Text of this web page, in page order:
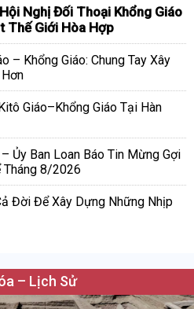
Nghị Đối Thoại Khổng Giáo
Thế Giới Hòa Hợp
– Khổng Giáo: Chung Tay Xây
Giáo–Khổng Giáo Tại Hàn
Ủy Ban Loan Báo Tin Mừng Gợi
Tháng 8/2026
Đời Để Xây Dựng Những Nhịp
– Lịch Sử